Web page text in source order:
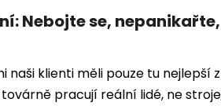
Nebojte se,
naši klienti měli pouze tu nejlepší
pracují reální lidé, ne